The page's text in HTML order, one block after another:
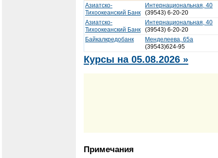
Азиатско-
Тихоокеанский Банк
Интернациональная, 40
(39543) 6-20-20
Азиатско-
Тихоокеанский Банк
Интернациональная, 40
(39543) 6-20-20
Байкалкредобанк
Менделеева, 65а
(39543)624-95
Курсы на 05.08.2026 »
Примечания